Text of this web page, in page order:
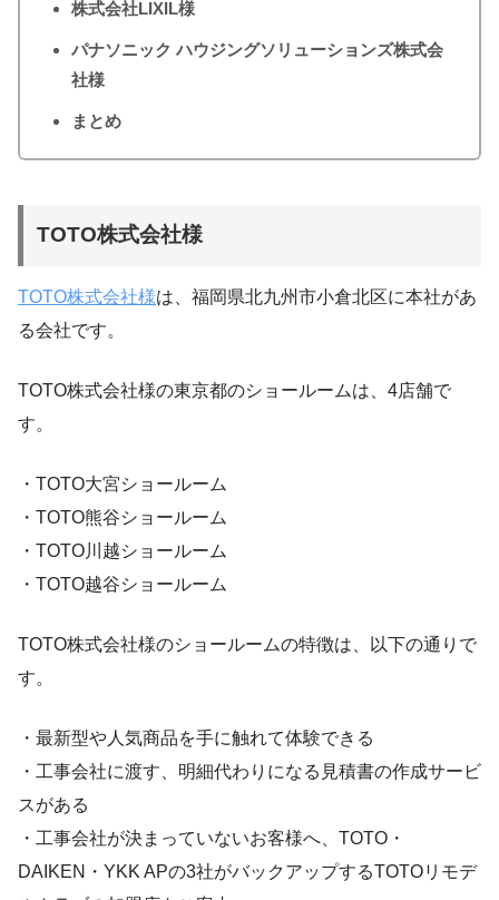
株式会社LIXIL様
パナソニック ハウジングソリューションズ株式会
社様
まとめ
TOTO株式会社様
TOTO株式会社様は、福岡県北九州市小倉北区に本社があ
る会社です。
TOTO株式会社様の東京都のショールームは、4店舗で
す。
・TOTO大宮ショールーム
・TOTO熊谷ショールーム
・TOTO川越ショールーム
・TOTO越谷ショールーム
TOTO株式会社様のショールームの特徴は、以下の通りで
す。
・最新型や人気商品を手に触れて体験できる
・工事会社に渡す、明細代わりになる見積書の作成サービ
スがある
・工事会社が決まっていないお客様へ、TOTO・
DAIKEN・YKK APの3社がバックアップするTOTOリモデ